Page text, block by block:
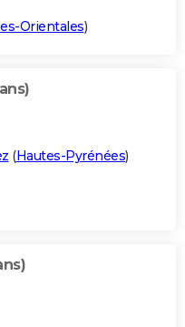
Orientales)
(Hautes-Pyrénées)